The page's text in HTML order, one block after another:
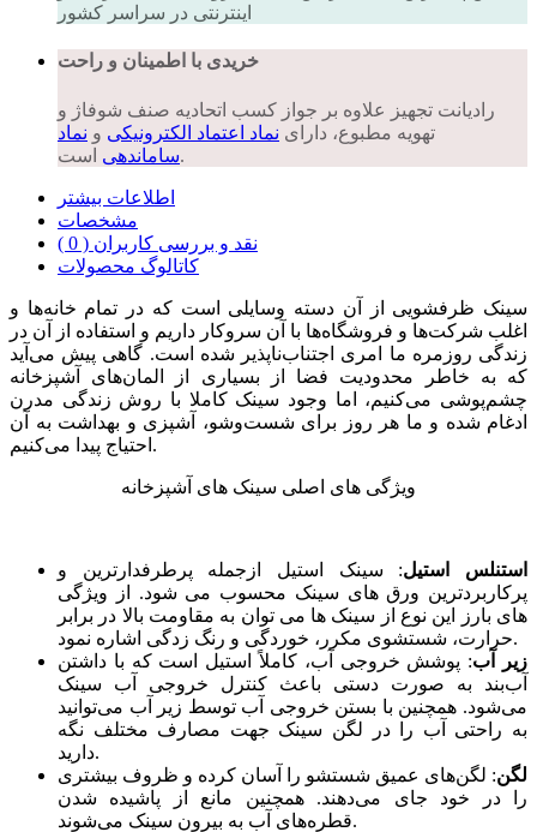
اینترنتی در سراسر کشور
خریدی با اطمینان و راحت
رادیانت تجهیز علاوه بر جواز کسب اتحادیه صنف شوفاژ و
تهویه مطبوع، دارای نماد اعتماد الکترونیکی و نماد
ساماندهیاست.
اطلاعات بیشتر
مشخصات
نقد و بررسی کاربران ( 0 )
کاتالوگ محصولات
سینک ظرفشویی از آن دسته وسایلی است که در تمام خانه‌ها و
اغلب شرکت‌ها و فروشگاه‌ها با آن سروکار داریم و استفاده از آن در
زندگی روزمره ما امری اجتناب‌ناپذیر شده است. گاهی پیش می‌آید
که به خاطر محدودیت فضا از بسیاری از المان‌های آشپزخانه
چشم‌پوشی می‌کنیم، اما وجود سینک کاملا با روش زندگی مدرن
ادغام شده و ما هر روز برای شست‌وشو، آشپزی و بهداشت به آن
احتیاج پیدا می‌کنیم.
ویژگی های اصلی سینک های آشپزخانه
استنلس استیل: سینک استیل ازجمله پرطرفدارترین و
پرکاربردترین ورق های سینک محسوب می شود. از ویژگی
های بارز این نوع از سینک ها می توان به مقاومت بالا در برابر
حرارت، شستشوی مکرر، خوردگی و رنگ زدگی اشاره نمود.
زیر آب: پوشش خروجی آب، کاملاً استیل است که با داشتن
آب‌بند به صورت دستی باعث کنترل خروجی آب سینک
می‌شود. همچنین با بستن خروجی آب توسط زیر آب می‌توانید
به راحتی آب را در لگن سینک جهت مصارف مختلف نگه
‌دارید.
لگن: لگن‌های عمیق شستشو را آسان کرده و ظروف بیشتری
را در خود جای می‌دهند. همچنین مانع از پاشیده شدن
قطره‌های آب به بیرون سینک می‌شوند.